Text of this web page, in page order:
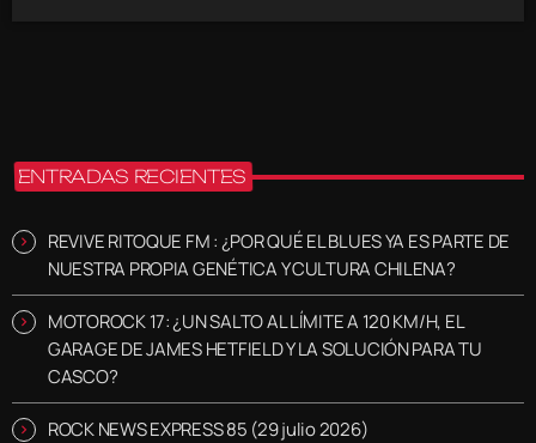
ENTRADAS RECIENTES
REVIVE RITOQUE FM : ¿POR QUÉ EL BLUES YA ES PARTE DE
NUESTRA PROPIA GENÉTICA Y CULTURA CHILENA?
MOTOROCK 17: ¿UN SALTO AL LÍMITE A 120 KM/H, EL
GARAGE DE JAMES HETFIELD Y LA SOLUCIÓN PARA TU
CASCO?
ROCK NEWS EXPRESS 85 (29 julio 2026)